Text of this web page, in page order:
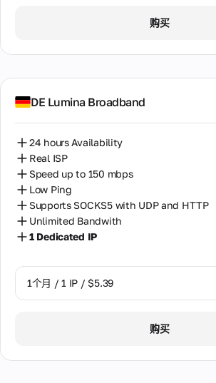
购买
DE Lumina Broadband
24 hours Availability
Real ISP
Speed up to 150 mbps
Low Ping
Supports SOCKS5 with UDP and HTTP
Unlimited Bandwith
1 Dedicated IP
1个月 / 1 IP / $5.39
购买